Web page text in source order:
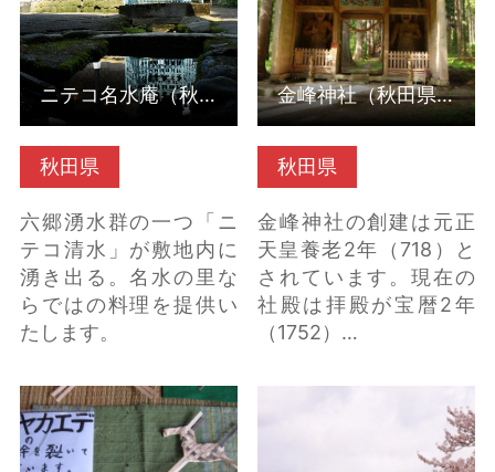
秋田県
六郷湧水群の一つ「ニ
テコ清水」が敷地内に
湧き出る。名水の里な
らではの料理を提供い
たします。
ニテコ名水庵（秋田県美郷町）
秋田県
金峰神社の創建は元正
天皇養老2年（718）と
されています。現在の
社殿は拝殿が宝暦2年
（1752）…
金峰神社（秋田県仙北市）
イタヤ細工（秋田県仙
北市） の詳細はこちら
シノ（秋田県仙北市）